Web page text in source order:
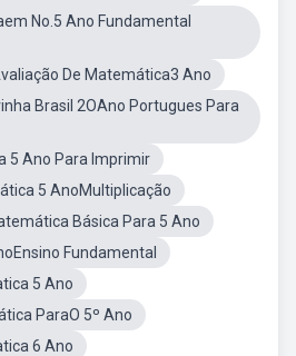
No.5 Ano Fundamental
De Matemática3 Ano
Brasil 2OAno Portugues Para
5 Ano Para Imprimir
5 AnoMultiplicação
Básica Para 5 Ano
Fundamental
5 Ano
ParaO 5º Ano
6 Ano